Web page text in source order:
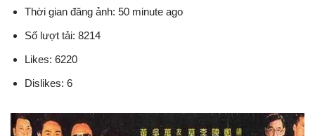
Thời gian đăng ảnh: 50 minute ago
Số lượt tải: 8214
Likes: 6220
Dislikes: 6